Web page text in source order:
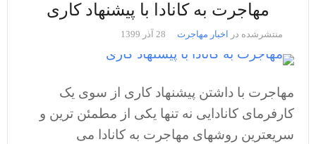
مهاجرت به کانادا با پیشنهاد کاری
منتشرشده در اخبار مهاجرت 28 آذر 1399
مهاجرت با داشتن پیشنهاد کاری از سوی یک
کارفرمای کانادایی نه تنها یکی از مطمئن ترین و
سریعترین روشهای مهاجرت به کانادا می